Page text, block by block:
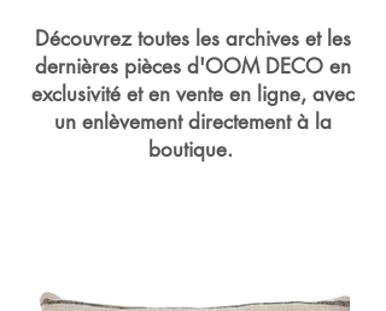
Découvrez toutes les archives et les
dernières pièces d'OOM DECO en
exclusivité et en vente en ligne, avec
un enlèvement directement à la
boutique.